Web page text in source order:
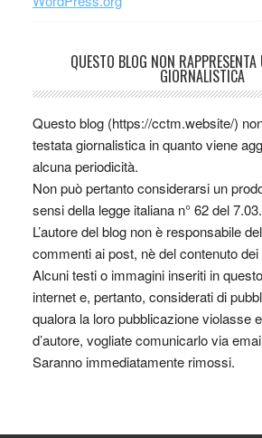
QUESTO BLOG NON
GIORNALISTICA
Questo blog (https://cctm.website/)
testata giornalistica in quanto viene
alcuna periodicità.
Non può pertanto considerarsi un
sensi della legge italiana n° 62 del
L’autore del blog non è responsabile
commenti ai post, nè del contenuto dei
Alcuni testi o immagini inseriti in
internet e, pertanto, considerati di
qualora la loro pubblicazione violasse
d’autore, vogliate comunicarlo via
Saranno immediatamente rimossi.